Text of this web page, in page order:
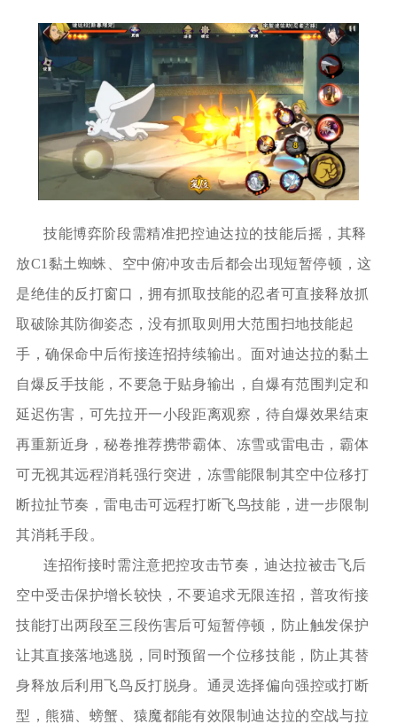
技能博弈阶段需精准把控迪达拉的技能后摇，其释
放C1黏土蜘蛛、空中俯冲攻击后都会出现短暂停顿，这
是绝佳的反打窗口，拥有抓取技能的忍者可直接释放抓
取破除其防御姿态，没有抓取则用大范围扫地技能起
手，确保命中后衔接连招持续输出。面对迪达拉的黏土
自爆反手技能，不要急于贴身输出，自爆有范围判定和
延迟伤害，可先拉开一小段距离观察，待自爆效果结束
再重新近身，秘卷推荐携带霸体、冻雪或雷电击，霸体
可无视其远程消耗强行突进，冻雪能限制其空中位移打
断拉扯节奏，雷电击可远程打断飞鸟技能，进一步限制
其消耗手段。
连招衔接时需注意把控攻击节奏，迪达拉被击飞后
空中受击保护增长较快，不要追求无限连招，普攻衔接
技能打出两段至三段伤害后可短暂停顿，防止触发保护
让其直接落地逃脱，同时预留一个位移技能，防止其替
身释放后利用飞鸟反打脱身。通灵选择偏向强控或打断
型，熊猫、螃蟹、猿魔都能有效限制迪达拉的空战与拉